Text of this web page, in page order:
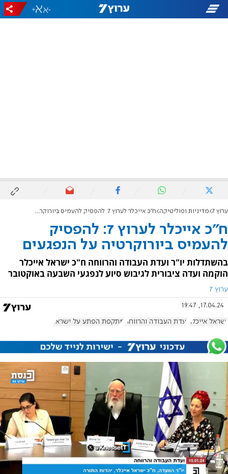
-
+
ערוץ 7 מדיניות ופוליטיקה ח"כ אייכלר לערוץ 7: להפסיק להעמיס ביורוקרטיה על הנפגעים
ח"כ אייכלר לערוץ 7: להפסיק
להעמיס ביורוקרטיה על הנפגעים
בהשתדלות יו"ר ועדת העבודה והרווחה ח"כ ישראל אייכלר
הוקמה ועדה ציבורית לגיבוש סיוע לנפגעי השבעה באוקטובר
ערוץ 7
17.04.24, 19:47
ישראל אייכלר ועדת העבודה והרווחה מתקפת הפתע על ישראל